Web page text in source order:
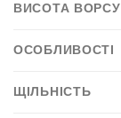
ВИСОТА ВОРСУ
ОСОБЛИВОСТІ
ЩІЛЬНІСТЬ